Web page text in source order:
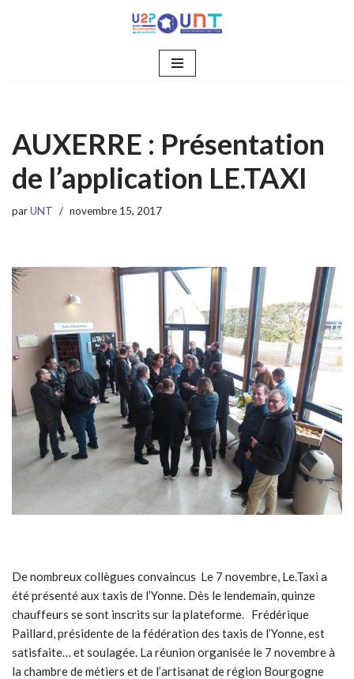
AUXERRE : Présentation
de l’application LE.TAXI
parUNT novembre 15, 2017
De nombreux collègues convaincus Le 7 novembre, Le.Taxi a
été présenté aux taxis de l’Yonne. Dès le lendemain, quinze
chauffeurs se sont inscrits sur la plateforme. Frédérique
Paillard, présidente de la fédération des taxis de l’Yonne, est
satisfaite… et soulagée. La réunion organisée le 7 novembre à
la chambre de métiers et de l’artisanat de région Bourgogne